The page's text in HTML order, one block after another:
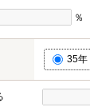
％
35年